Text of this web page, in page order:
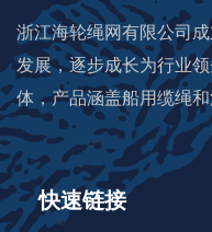
浙江海轮绳网有限公司
发展，逐步成长为行业
体，产品涵盖船用缆绳
快速链接